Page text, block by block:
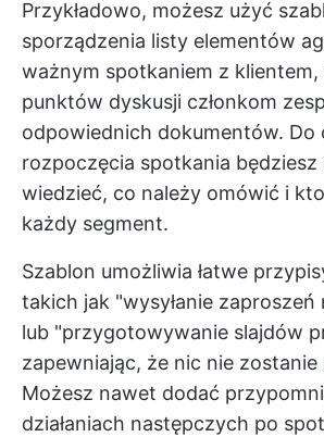
Przykładowo, możesz użyć
sporządzenia listy elementów
ważnym spotkaniem z klientem,
punktów dyskusji członkom
odpowiednich dokumentów. Do
rozpoczęcia spotkania będziesz
wiedzieć, co należy omówić i
każdy segment.
Szablon umożliwia łatwe
takich jak "wysyłanie zaproszeń
lub "przygotowywanie slajdów
zapewniając, że nic nie
Możesz nawet dodać
działaniach następczych po